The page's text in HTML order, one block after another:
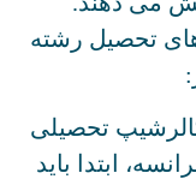
تحصیل رشته
تحصیلی
ابتدا باید